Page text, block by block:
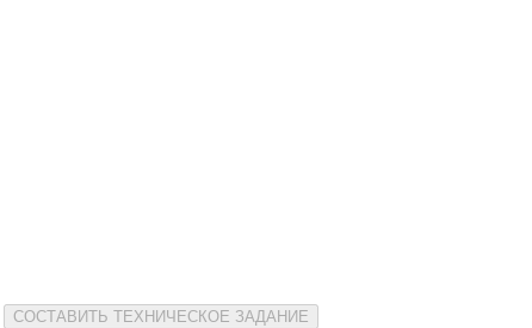
СОСТАВИТЬ ТЕХНИЧЕСКОЕ ЗАДАНИЕ